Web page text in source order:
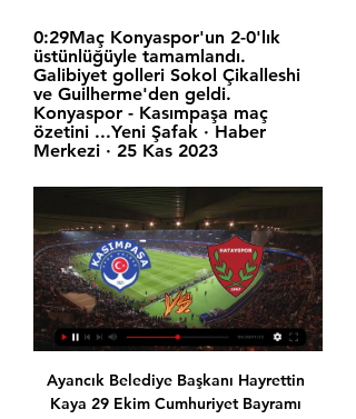
0:29Maç Konyaspor'un 2-0'lık
üstünlüğüyle tamamlandı.
Galibiyet golleri Sokol Çikalleshi
ve Guilherme'den geldi.
Konyaspor - Kasımpaşa maç
özetini ...Yeni Şafak · Haber
Merkezi · 25 Kas 2023
Ayancık Belediye Başkanı Hayrettin Kaya 29 Ekim Cumhuriyet Bayramı Kutlama mesajı. Çankırıspor Boyabat 1868 Spor Maç Özeti. 58 kez görüntülendi. Boyabat Çeltik Hasadı.

Spor Toto Süper Lig'in 23. haftasında günün kapanış maçında Beşiktaş ile Çaykur Rizespor karşı karşıya geliyor. Mücadele her iki takım için de büyük önem taşıyor. Haber, haberler, güncel haberler, atama haberleri, son haberler, a24.com.tr'de. Beşiktaş 1-0 Çaykur Rizespor canlı maç linki türkçe spiker.

>Spor Toto Süper Lig‘de 14. haftanın en zorlu mücadelesinde ezeli rakipler Galatasaray ile Beşiktaş karşı karşıya geldi. Ali Sami Yen Stadı‘nda son derbisini oynayan Galatasaray, Beşiktaş’a 2-1 mağlup olarak taraftarına ağır bir üzüntü daha yaşattı. Beşiktaş ise ezeli rakibini hem böylesine önemli bir maçta yenmenin, hem de bir nevi şampiyonluk mücadelesine.

A. Hatayspor Kasımpaşa (1-0) | Maç özeti | #beinsports YouTube YouTube 0:56 YouTube MAÇ ÖZETLERİ TÜRKİYE 6 Şub 2023 6 Şub 2023

İsviçre U18 - Norveç U18 takılmadan ve donmadan basketbol maçı burada.. İsviçre U18 – Norveç U18 maçını canlı izle 04 ağustos 2019 justin tv canlı maç izle: 4 Ağustos 2019 Saat : 1:48. Kanada maçını canlı izle 09 eylül 2019; Türkiye – Yeni Zelanda maçını canlı izle 09 eylül 2019; Clan Juvenil.

ÖZET | A. Hatayspor 1-1 Kasımpaşa 15 Ağu 2021 — ÖZET | A. Hatayspor 1-1 Kasımpaşa Spor Toto Süper Lig'in ilk haftasında karşılaşan Atakaş Hatayspor ile Kasımpaşa, sahadan 1-1 beraberlikle ...

29 Ağustos 2019 tarihinde Rubin - Sokol Krasnoyarsk maçını alternatif kanal seçeneklerimiz ile sitemizden canlı izleyebilirsiniz. Maç başladıktan sonra alternatif kanalların aktif olması veya mevcut yayınlarda donma, kopma vs. herhangi bir durumunda aşağıdaki linke …

Anagold 24 Erzincanspor - Bagcilarspor maçı 2. Yarı canlı yayın. Robinson Chirinos Spent 10 Years In Minors, Now Hitting HRs In World Series!

Boluspor, Ziraat Türkiye Kupası 4.turunda deplasmanda Şile Yıldızspor ile karşı karşıya geldi. Kırmızı beyazlılar maçın ilk yarısını 5–2 önde kapattığı mücadele Şile Yıldızspor’u 5–2 mağlup ederek Ziraat Türkiye Kupasında bir üst tura yükseldi. Kırmızı beyazlıların gollerini Burak, Batuhan (3) ve Umut kaydetti.

Etiketler: bedava lig tv izle, Gençlerbirliği, ligtv izle, maçın geniş özeti, maçın özeti.maçın, sivasspor maçın gooleri Gaziantepspor -- Fenerbahçe Gaziantepspor -Fenerbahçe 9hafta maçı burda

Switzerland U19 Poland U19 canlı maçı skor (ve video çevrimiçi canlı izle yayın) başlıyor 2.4.2016. te 13:00 saat UTC U19 European Championship, Qualification, Women, International.

Basketbol maç detayı sayfasında Pro A içinde oynanan Artland Dragons – Paderborn Baskets maçına ait tarih, spor salonu, TV yayıncısı, hafta, canlı skor, maç sonucu, çeyrek sonuçları ve ilk yarı sonucu bilgilerine ulaşabilirsiniz.

Bu skorla Galatasaray puanını 48'e çıkararak 2. sıradaki yerini korurken maç fazlasıyla da lider Fenerbahçe ile arasındaki puan farkını 3'e indirdi. Konuk Akhisar Belediyespor ise 35 puanla ve maç fazlasıyla 6. sıraya indi.

Kasımpaşa - Atakaş Hatayspor Maç Özeti (Video) Salih vurdu, Ali Şaşal çıkardı. 41'. Jackson Muleka. 45'. N'Koudou karşı karşıya atamadı. 53'. Demir Grup Sivasspor tehlikeli geldi.

Fenerbahçe 6-0 Adanaspor (MAÇ ÖZETİ) - Türkiye Kupası 2 gün önce — Kasımpaşa 0:1MS Bandırmaspor · 16 Ocak 2024, Salı. Atakaş Hatayspor 5:1MS Sakaryaspor · 16 ...

Ankaragücü Fenerbahçe yayını olarak 19:00 'de bu akşam maç lig TV'de canlı. Fenerbahçe Ankaragücü maçı, iki takım bu maçın gol ile mutlak doğrultusunda kazanmak zorunda. Burada bir canlı yayın, ve Fenerbahçe Ankaragücü ile maç detayları burada. Çok sıkı bir maç Bu.

Spor Toto 3.Lig 1.grup 2.hafta mücadelesinde pilot takımımız Yeşil Bursa, Ankara Adliyespor ile Bursa Atatürk Stadyumu'nda karşı karşıya geldi.

Beşiktaş 1-3 Kasımpaşa Maç Özeti Kasımpaşa KPAŞA Videolar Beşiktaş 1-3 Kasımpaşa Maç Özeti |,Kasımpaşa 2-2 Çaykur Rizespor Maç Özeti |,Bitexen Antalyaspor 0-0 Kasımpaşa Maç Özeti | ...

Beşiktaş - İstanbul Başakşehir maçını Taraftarium24 İzle deplasman ekibi taraftar baskısına rağmen sahadan galiple ayrılabilecek mi? Yoksa sahada dostluk kazanacak iki takımda 1 er puan mı alacak? Bu zevkli mücadele sizleri bekliyor. Canlı maç izle Bazı yayınlarda Maç …

Malatya olay...: Malatyaspor'u yediler...Demek ki doymadılar... 13:37 - Malatya Yeşilyurt belediyespor U19 takımı gol olup yağdı; 4’de 4 yaptı.

Denizlispor - Samsunspor maçını canlı izle, hd maç izle ANASAYFA Avrupa'da En çok Oynanan Maçlar İddaa'da En çok Oynanan Maçlar Tutturma İhtimali Olan Maçlar İddaa Value Maçlar Oranı Değişen Maçlar Oranı Düşen Maçlar Banko Tahminler Bilgisayar Tahminleri …

Sport TV 1 HD canlı izle, Sport TV 1 HD donmadan izle,. 18:20 BC Žalgiris - BC Prienai. 18:25 Ittihad FC - Abha. 18:30 FC Botoșani - FC Astra Giurgiu.. 17:00 Omonia BC - Apollon Limassol BC. 17:00 Team Fourth Quarter - Hogsbo. 17:00 Horsens Basketball Club - Kopenhag.

FC Wohlen (İsviçre) istatisikleri - Detaylı istatistikleri, fikstürleri, oyuncu & takım ratingleri, takım kadrosu, en iyi oyuncuları, saha dizilişi, golleri, asistleri, cizelgeler, tablolar ve haberleri gozden gecirin.

Türkiye ve Kosova takımları arasındaki maçlar nasıl sonuçlandı, hangi takım daha fazla kazandı? Türkiye ve Kosova takımları arasındaki tüm karşılaştırmaları …

BtcTurk Yeni Malatyaspor, Süper Lig'in 10. haftasında 3 Kasım Pazar günü deplasmanda Kasımpaşa ile yapacağı maçın hazırlıklarını sürdürdü.. Orduzu Pınarbaşı Tesisleri'nde teknik direktör Sergen Yalçın yönetiminde gerçekleştirilen antrenmanın basına açık bölümünde futbolcular, ısınma hareketlerinin ardından fiziksel çalışmalar yaptı.

EİNTRACHT FRANKFURT APOLLON LİMASSOL CANLI İZLE. 5 Ekim 2018 Posted in by Omer Kaya • Yorum yapılmamış. EİNTRACHT FRANKFURT APOLLON LİMASSOL CANLI İZLE. Rate this post . Yorum yapın Cancel Reply. Yorumunuz: Name (required) Email (will not be published) (required) Website.

Spor Toto Süper Lig 33. Hafta maçında MKE Ankaragücü Demir Grup Sivasspor konuk etti. MKE Ankaragücü ve Demir Grup Sivasspor 3-1 sonuç ile sahadan ayrıldı. MKE Ankaragücü golleri Hadi Sacko, Tyler Boyd, Hector Canteros, Demir Grup Sivasspor golü David Braz, İşte MKE Ankaragücü Demir Grup Sivasspor maçının geniş özeti golleri

Atakaş Hatayspor 1 - 0 Kasımpaşa Maçın Geniş Özeti ve Golleri 3:13Tam ekran izle. Atakaş Hatayspor 1 - 0 Kasımpaşa Maçın Geniş Özeti ve Golleri. Türkiye ve Avrupa Ligleri Maç Özetleri. Takip et. Favori FavoriDailymotion · Türkiye ve Avrupa Ligleri Maç Özetleri · 30 Eyl 2020

hdjustintv, canlı maç izle ve canlı spor yayınlarını reklamsız izleyebileceğiniz yayın platformudur. Justin TV. CANLI MAÇ İZLE. BEIN SPORT İZLE. İletişim. Fenerbahçe – Antalyaspor (beIN SPORTS HD 1) Chati Kapat.. SD Gazisehir Gaziantep - TurgutluSpor.

Hollanda ile diplomatik kriz, gözleri ticari ilişkilere çevirdi. 2 bin 711 Hollandalı şirketin Türkiye'de 22 milyar dolarlık yatırımı bulunuyor. 2 ülke arasındaki ticaret hacmi ise 6.6.

Hırvatistan - Türkiye | FIFA 2018 Dünya Kupası Elemeleri İ Grubu 1. Maçı Hangi Kanalda?. Hırvatistan - Türkiye maçı 5 Eylül 2016 Pazartesi akşamı saat 21.45'te canlı yayınla tv8'de! Türkiye A Milli Futbol Takımımızın Hırvatistan ile oynayacağı FIFA 2018 Dünya Kupası Elemeleri 1. maçı …

Eintracht Frankfurt - Wolfsburg maçı! Bundesliga'nın 32. haftasında Wolfsburg, deplasmanda Eintracht Frankfurt ile karşı karşıya geldi. 90 dakika sonunda Wolfsburg, rakibini 2-0 mağlup.

İster çocuğunuzun futbol maçı ister araba yarışı olsun, hareketi çekebilirsiniz. Aralıksız kamera çekimleri yapmak istediğinizde Otomatik sahnesini kullanın. Giriş ekranında, Kamera uygulamasını açmak için kamera simgesine dokunun.

Lig 3. Grup 30. hafta maçında Serik Belediyespor, Muğlaspor ile karşılaştı. maç 3-1 sona erdi. Serik Belediyespor ve Muğlaspor taraftarlar maç sonucu'nu, puan durumunu ve maçın özeti'ni merak ediyor. Maç özeti Puan durumu ve maç sonucu haberimizde.

Elazığspor Giresunspor Maçını canlı izlemek için webspormacizle724.com adresimizi takip edin. Elazığspor Giresunspor karşılaşmasın geniş özeti, istatistikleri, maç özeti facebook ve Elazığspor Giresunspor canlı kaçak izle sayfamızda yer alıyor. Elazığspor - Giresunspor Maçı Canlı İzle

Kawran bazar progoti Shnagha - Mohakhali ekadash arasında 05.10.2019 tarihinde oynanacak olan football maçını izlemek için maç saati 10:14'da Piabet TV - Canlı Maç İzle - Lig Tv İzle'den izleyebilirsiniz.

Yeni Malatyaspor Göztepe SK canlı skor, video yayını ve H2H … Yeni Malatyaspor Göztepe SK canlı maçı skor (ve video çevrimiçi canlı izle yayın*) 19.1.2019. tarihte …

misli tv canlı yayını bundesliga'yı canlı izle oyunun parçası ol canlı bahis oyna. fenerbahçe ve çaykur rizespor'u , çaykur rizespor'un yeni stadının açılışında karşı karşıya getirecek mücadele. özer yetişmez belki de mehmet topuz,abdulkadir gibi oyuncuları görme. 8 mart 2009 kayserispor fenerbahçe ma.

Spor Toto Süper Lig 26. Hafta maçında Mersin İdman Yurdu Mersin Arena stadında Gaziantepspor'u konuk etti. Mersin ve Gaziantep 0-0 skor ile berabere kaldı. İşte Mersin Gaziantep maçının geniş özeti…

Grace Piper - Sonay Kartal arasında 17.09.2019 tarihinde oynanacak olan tennis maçını izlemek için maç saati 15:00'da BetExper TV | Canlı Maç İzle, Justin TV, Bein Sports, Tivibu Spor'den izleyebilirsiniz.

İzlemachd, canlı maç izle ve canlı spor yayınlarını reklamsız izleyebileceğiniz yayın platformudur.. HD Denizlispor – Sivasspor (beIN SPORTS HD 1) ( 03.11.2019)

İstanbulspor - Atakaş Hatayspor Maç Özeti (Video) 2 gün önce — ÖZETİ İZLE. -. share-button. Paylaş. Facebook · twitter Kasımpaşa. 0. 0'. İlk 11'ler. 64'. Sokol Çikalleshi. 66 ...

Tofaş ve İTÜ bu hafta hangi maçlara çıkacaklar. Oynayacakları bütün maçların TV yayın bilgilerine, ayrıca diğer Basketbol Süper Ligi maçlarının bilgilerine ve Tivibu Spor 2 yayın akışına sitemizden ulaşabilirsiniz

Kosova sorunu başından beri Türk diplomasisini zorlayan bir nitelik taşır. Kürt sorunuyla benzerlikler kurulması Türkiye'yi dikkatli davranmaya yöneltti. Türkiye uluslararası toplum